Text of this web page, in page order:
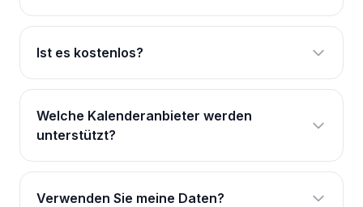
Ist es kostenlos?
Welche Kalenderanbieter werden
unterstützt?
Verwenden Sie meine Daten?